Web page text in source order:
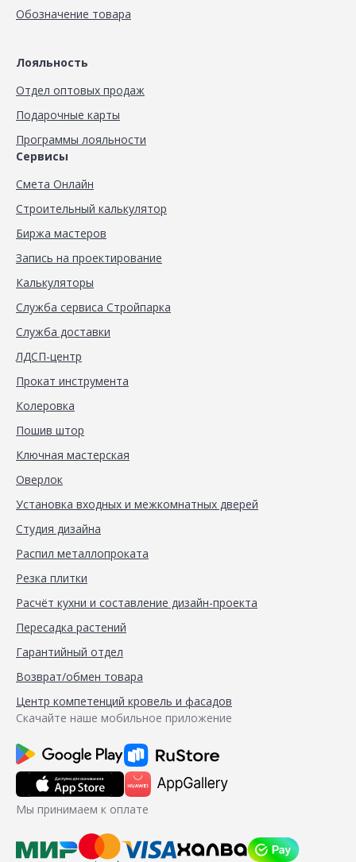
Обозначение товара
Лояльность
Отдел оптовых продаж
Подарочные карты
Программы лояльности
Сервисы
Смета Онлайн
Строительный калькулятор
Биржа мастеров
Запись на проектирование
Калькуляторы
Служба сервиса Стройпарка
Служба доставки
ЛДСП-центр
Прокат инструмента
Колеровка
Пошив штор
Ключная мастерская
Оверлок
Установка входных и межкомнатных дверей
Студия дизайна
Распил металлопроката
Резка плитки
Расчёт кухни и составление дизайн-проекта
Пересадка растений
Гарантийный отдел
Возврат/обмен товара
Центр компетенций кровель и фасадов
Скачайте наше мобильное приложение
Мы принимаем к оплате